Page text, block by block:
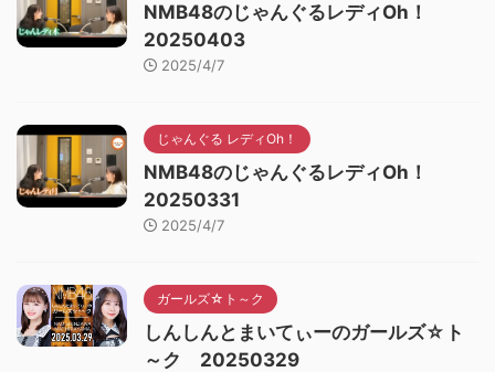
NMB48のじゃんぐるレディOh！
20250403
2025/4/7
じゃんぐる レディOh！
NMB48のじゃんぐるレディOh！
20250331
2025/4/7
ガールズ☆ト～ク
しんしんとまいてぃーのガールズ☆ト
～ク 20250329